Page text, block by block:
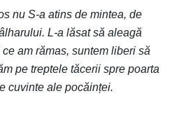
nu S-a atins de mintea, de
L-a lăsat să aleagă
am rămas, suntem liberi să
pe treptele tăcerii spre poarta
cuvinte ale pocăinței.